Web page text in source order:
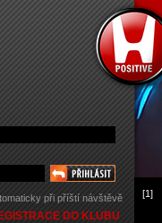
při příští návštěvě
DO KLUBU
[1]